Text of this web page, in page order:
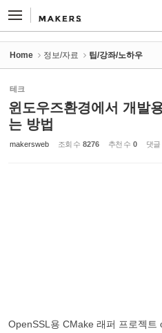
Home 정보/자료 팁/강좌/노하우
테크
윈도우즈환경에서 개발
는 방법
makersweb 조회 수 8276 추천 수 0 댓글
OpenSSL용 CMake 래퍼 프로젝